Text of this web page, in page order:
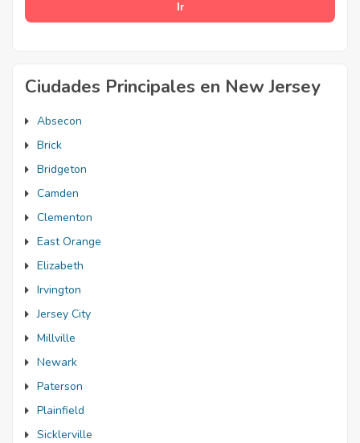
Ciudades Principales en New Jersey
Absecon
Brick
Bridgeton
Camden
Clementon
East Orange
Elizabeth
Irvington
Jersey City
Millville
Newark
Paterson
Plainfield
Sicklerville